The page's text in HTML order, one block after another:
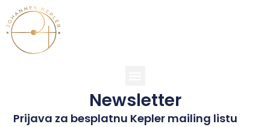
Newsletter
Prijava za besplatnu Kepler mailing listu